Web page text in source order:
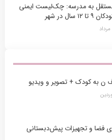
به مدرسه: چک‌لیست ایمنی
سال در شهر
ن به کودک + تصویر و ویدیو
فضا و تجهیزات پیش‌دبستانی